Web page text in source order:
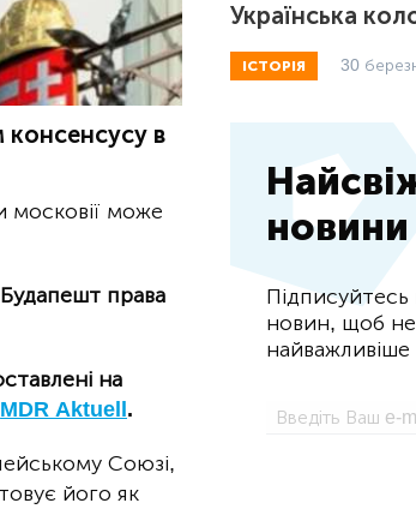
в
може
права
на
MDR Aktuell.
Союзі,
його як
Українська
ІСТОРІЯ 30
новини
новин, щоб
найважливіше